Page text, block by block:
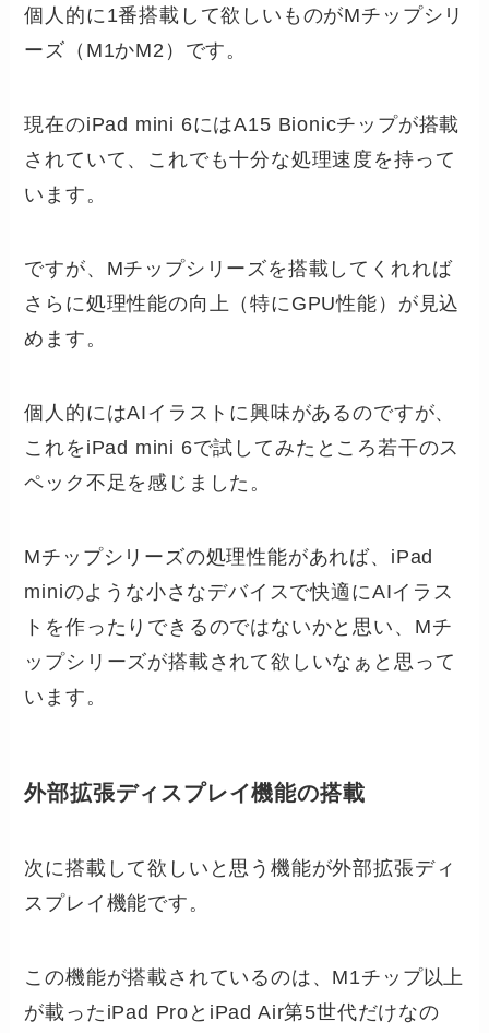
個人的に1番搭載して欲しいものがMチップシリ
ーズ（M1かM2）です。
現在のiPad mini 6にはA15 Bionicチップが搭載
されていて、これでも十分な処理速度を持って
います。
ですが、Mチップシリーズを搭載してくれれば
さらに処理性能の向上（特にGPU性能）が見込
めます。
個人的にはAIイラストに興味があるのですが、
これをiPad mini 6で試してみたところ若干のス
ペック不足を感じました。
Mチップシリーズの処理性能があれば、iPad
miniのような小さなデバイスで快適にAIイラス
トを作ったりできるのではないかと思い、Mチ
ップシリーズが搭載されて欲しいなぁと思って
います。
外部拡張ディスプレイ機能の搭載
次に搭載して欲しいと思う機能が外部拡張ディ
スプレイ機能です。
この機能が搭載されているのは、M1チップ以上
が載ったiPad ProとiPad Air第5世代だけなの